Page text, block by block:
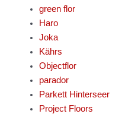
green flor
Haro
Joka
Kährs
Objectflor
parador
Parkett Hinterseer
Project Floors